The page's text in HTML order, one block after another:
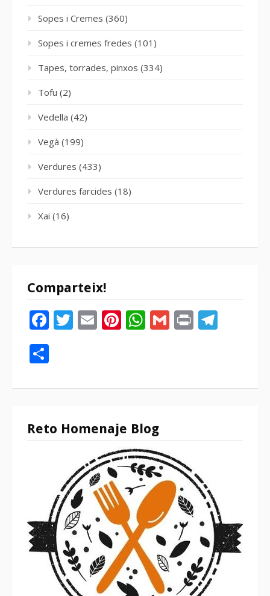
Sopes i Cremes (360)
Sopes i cremes fredes (101)
Tapes, torrades, pinxos (334)
Tofu (2)
Vedella (42)
Vegà (199)
Verdures (433)
Verdures farcides (18)
Xai (16)
Comparteix!
Facebook
Twitter
EmailPinterest
WhatsApp
Gmail
Print
Reto Homenaje Blog